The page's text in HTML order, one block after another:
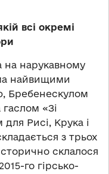
всі окремі
на нарукавному
найвищими
Бребенескулом
«Зі
Рисі, Крука і
з трьох
склалося
го гірсько-